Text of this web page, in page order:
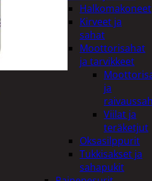
Halkomakoneet
Kirveet ja
sahat
Moottorisahat
ja tarvikkeet
ja
Viilat ja
teräketjut
Oksasilppurit
Tukkisakset ja
sahapukit